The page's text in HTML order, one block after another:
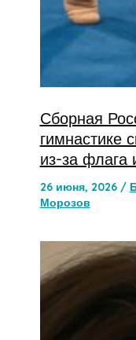
Сборная
гимнастике
из-за флага
26 июня, 2026 /
Морозов